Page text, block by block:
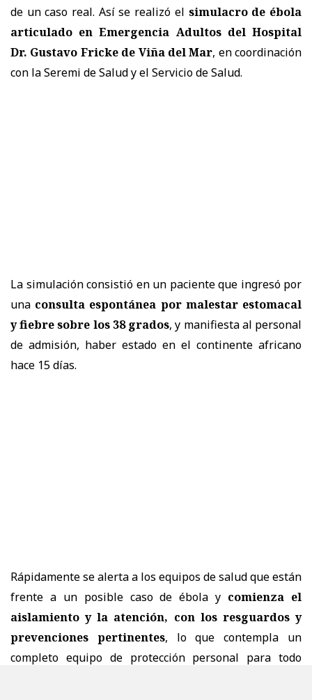
de un caso real. Así se realizó el simulacro de ébola
articulado en Emergencia Adultos del Hospital
Dr. Gustavo Fricke de Viña del Mar, en coordinación
con la Seremi de Salud y el Servicio de Salud.
La simulación consistió en un paciente que ingresó por
una consulta espontánea por malestar estomacal
y fiebre sobre los 38 grados, y manifiesta al personal
de admisión, haber estado en el continente africano
hace 15 días.
Rápidamente se alerta a los equipos de salud que están
frente a un posible caso de ébola y comienza el
aislamiento y la atención, con los resguardos y
prevenciones pertinentes, lo que contempla un
completo equipo de protección personal para todo